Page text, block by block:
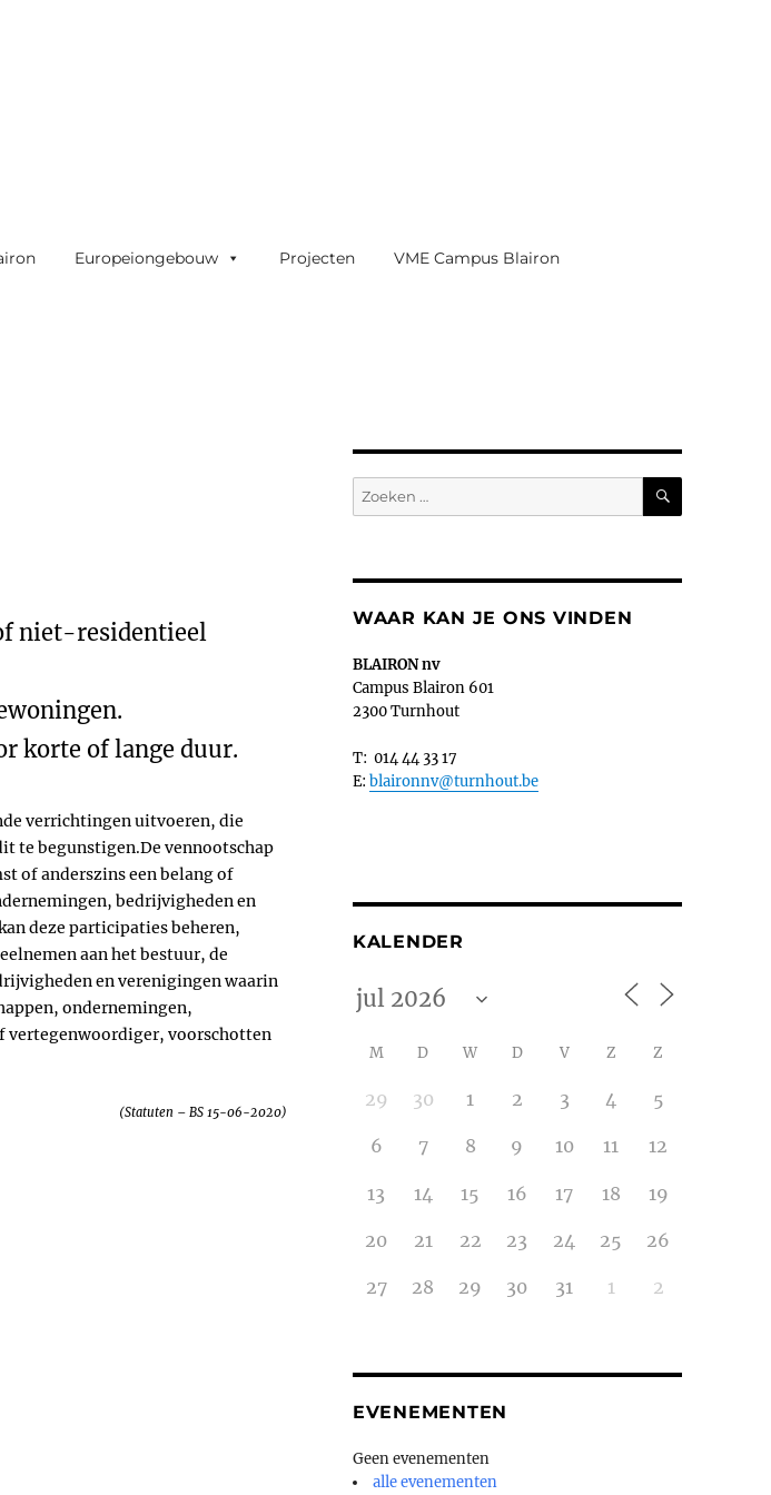
Europeiongebouw Projecten VME Campus Blairon
niet-residentieel
korte of lange duur.
verrichtingen uitvoeren, die
te begunstigen.De vennootschap
of anderszins een belang of
bedrijvigheden en
deze participaties beheren,
aan het bestuur, de
en verenigingen waarin
ondernemingen,
vertegenwoordiger, voorschotten
(Statuten – BS 15-06-2020)
Zoeken
naar:
ZOEKEN
WAAR KAN JE ONS VINDEN
BLAIRON nv
Campus Blairon 601
2300 Turnhout
T: 014 44 33 17
E: blaironnv@turnhout.be
KALENDER
M D W D V Z Z
29 30 1 2 3 4 5
6 7 8 9 10 11 12
13 14 15 16 17 18 19
20 21 22 23 24 25 26
27 28 29 30 31 1 2
EVENEMENTEN
Geen evenementen
alle evenementen